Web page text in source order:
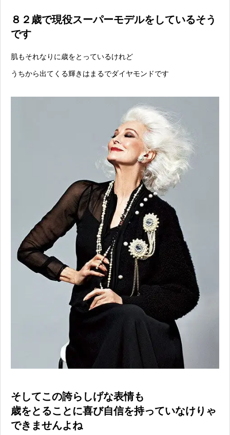
８２歳で現役スーパーモデルをしているそう
です
肌もそれなりに歳をとっているけれど
うちから出てくる輝きはまるでダイヤモンドです
そしてこの誇らしげな表情も
歳をとることに喜び自信を持っていなけりゃ
できませんよね